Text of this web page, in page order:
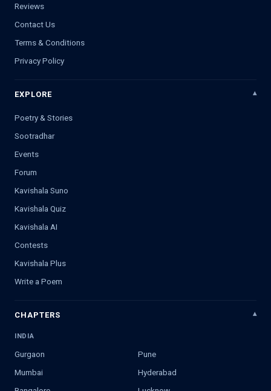
Reviews
Contact Us
Terms & Conditions
Privacy Policy
EXPLORE
Poetry & Stories
Sootradhar
Events
Forum
Kavishala Suno
Kavishala Quiz
Kavishala AI
Contests
Kavishala Plus
Write a Poem
CHAPTERS
INDIA
Gurgaon
Pune
Mumbai
Hyderabad